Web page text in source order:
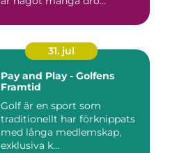
31. jul
Pay and Play - Golfens
Framtid
Golf är en sport som
traditionellt har förknippats
med långa medlemskap,
exklusiva k...